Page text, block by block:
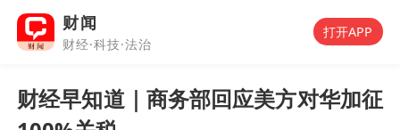
财闻
财经·科技·法治
打开APP
财经早知道｜商务部回应美方对华加征